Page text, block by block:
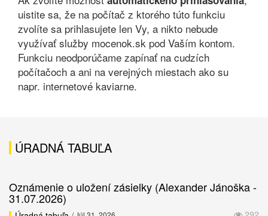
uistite sa, že na počítač z ktorého túto funkciu
zvolíte sa prihlasujete len Vy, a nikto nebude
využívať služby mocenok.sk pod Vaším kontom.
Funkciu neodporúčame zapínať na cudzích
počítačoch a ani na verejných miestach ako su
napr. internetové kaviarne.
ÚRADNÁ TABUĽA
Oznámenie o uložení zásielky (Alexander Jánoška -
31.07.2026)